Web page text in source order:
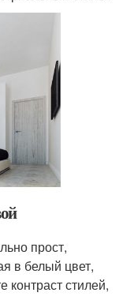
прост,
в белый цвет,
контраст стилей,